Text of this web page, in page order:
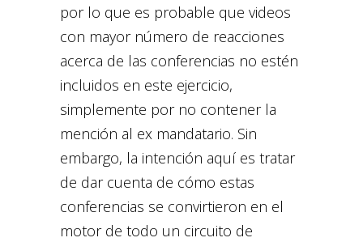
por lo que es probable que videos
con mayor número de reacciones
acerca de las conferencias no estén
incluidos en este ejercicio,
simplemente por no contener la
mención al ex mandatario. Sin
embargo, la intención aquí es tratar
de dar cuenta de cómo estas
conferencias se convirtieron en el
motor de todo un circuito de